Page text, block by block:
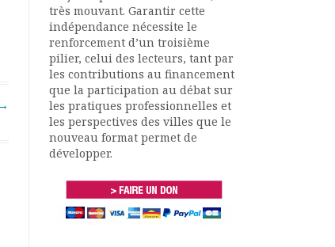
→
très mouvant. Garantir cette
indépendance nécessite le
renforcement d’un troisième
pilier, celui des lecteurs, tant par
les contributions au financement
que la participation au débat sur
les pratiques professionnelles et
les perspectives des villes que le
nouveau format permet de
développer.